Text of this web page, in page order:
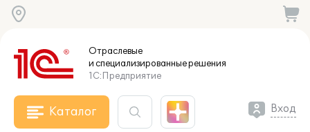
Отраслевые
и специализированныерешения
1С:Предприятие
Каталог Вход